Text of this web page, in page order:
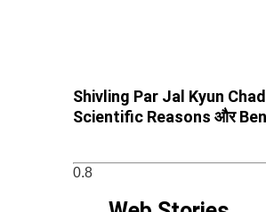
Shivling Par Jal Kyun
Scientific Reasons और